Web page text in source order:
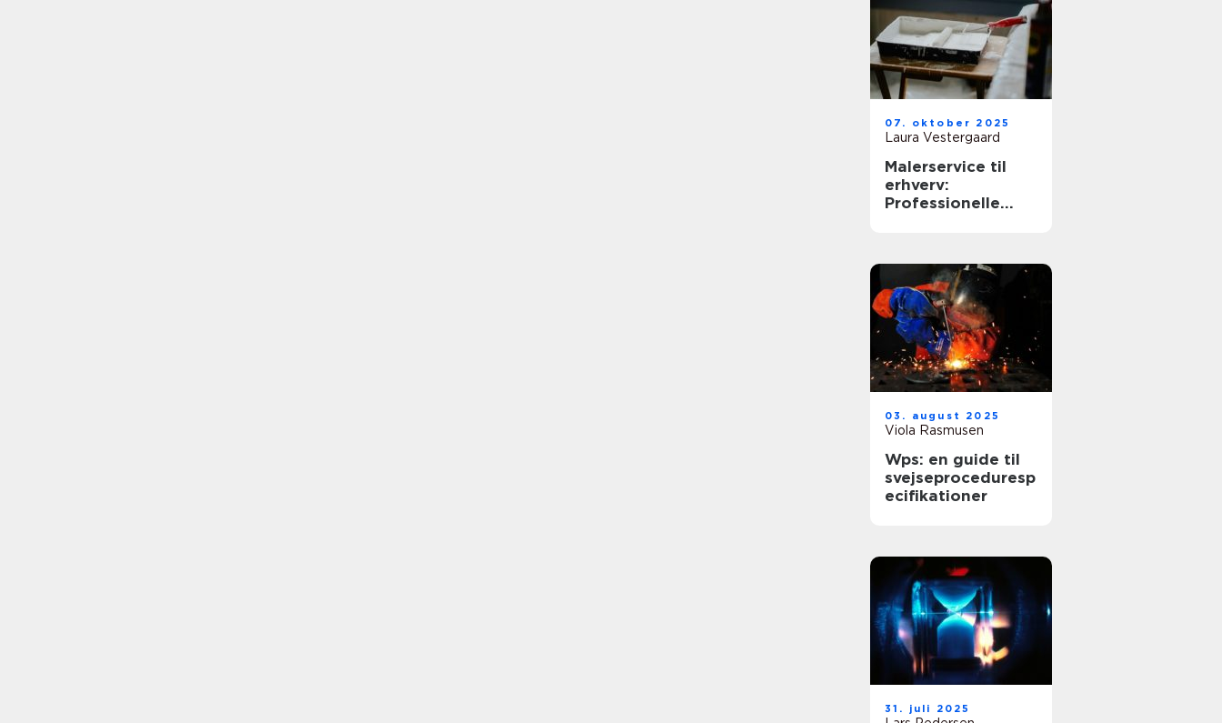
07. oktober 2025
Laura Vestergaard
Malerservice til
erhverv:
Professionelle
03. august 2025
Viola Rasmusen
Wps: en guide til
svejseproceduresp
ecifikationer
31. juli 2025